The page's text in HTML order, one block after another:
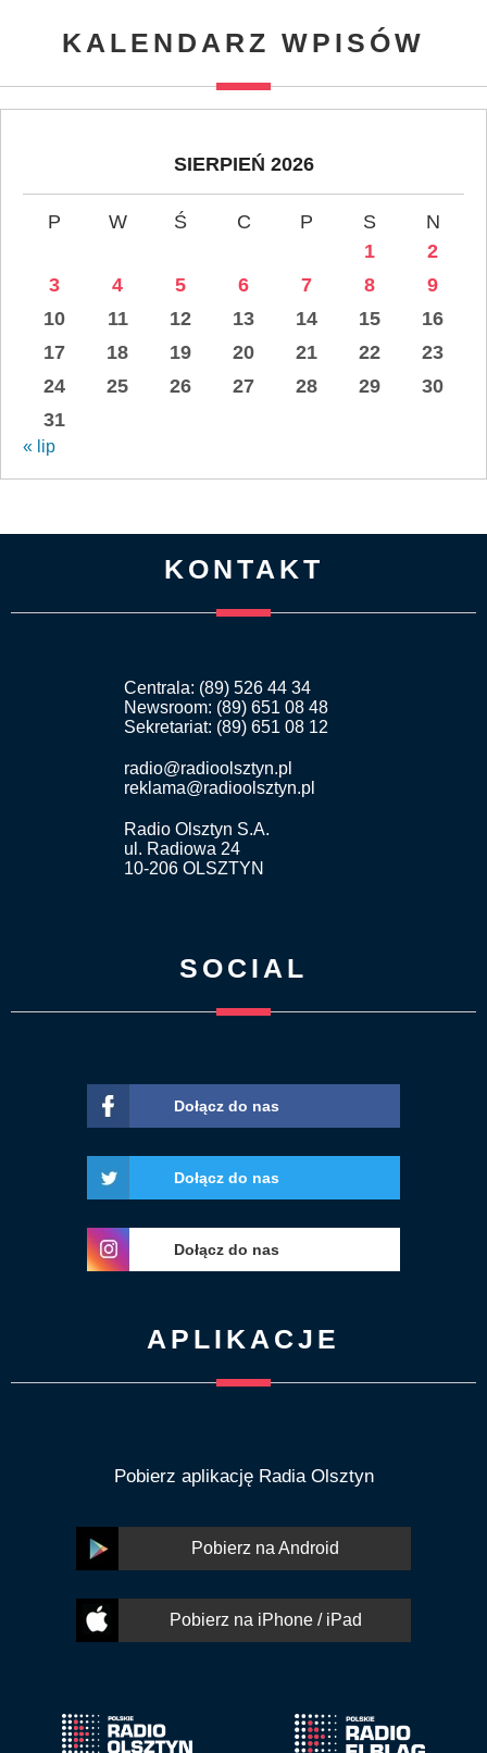
KALENDARZ WPISÓW
SIERPIEŃ 2026
P W Ś C P S
N
1
2
3
4 5 6 7 8
9
10
11 12 13 14 15
16
17
18 19 20 21 22
23
24
25 26 27 28 29
30
31
« lip
KONTAKT
Centrala: (89) 526 44 34
Newsroom: (89) 651 08 48
Sekretariat: (89) 651 08 12
radio@radioolsztyn.pl
reklama@radioolsztyn.pl
Radio Olsztyn S.A.
ul. Radiowa 24
10-206 OLSZTYN
SOCIAL
Dołącz do nas
Dołącz do nas
Dołącz do nas
APLIKACJE
Pobierz aplikację Radia Olsztyn
Pobierz na Android
Pobierz na iPhone / iPad